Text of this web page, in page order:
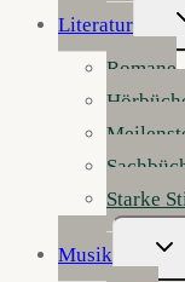
Literatur
Romane
Starke
Musik